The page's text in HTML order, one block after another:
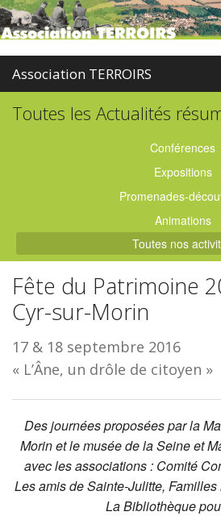
Association TERROIRS
Accueil
Partenaires
Enquêtes
Contact
Boutique
Toutes les Actualités
Conférences
Expositions
Promenades-
Animations
Toutes nos
Fête du Patrimoine
Cyr-sur-Morin
17 & 18 septembre 2016
« L’Âne, un drôle de citoyen »
Des journées proposées par la
Morin et le musée de la Seine et
avec les associations : Comité
Les amis de Sainte-Julitte, Familles
La Bibliothèque